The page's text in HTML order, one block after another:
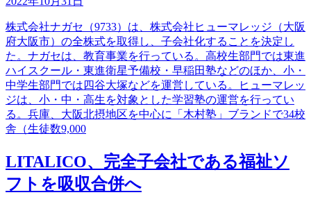
株式会社ナガセ（9733）は、株式会社ヒューマレッジ（大阪
府大阪市）の全株式を取得し、子会社化することを決定し
た。ナガセは、教育事業を行っている。高校生部門では東進
ハイスクール・東進衛星予備校・早稲田塾などのほか、小・
中学生部門では四谷大塚などを運営している。ヒューマレッ
ジは、小・中・高生を対象とした学習塾の運営を行ってい
る。兵庫、大阪北摂地区を中心に「木村塾」ブランドで34校
舎（生徒数9,000
LITALICO、完全子会社である福祉ソ
フトを吸収合併へ